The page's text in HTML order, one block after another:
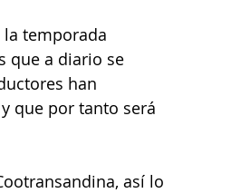
la temporada
que a diario se
han
que por tanto será
así lo